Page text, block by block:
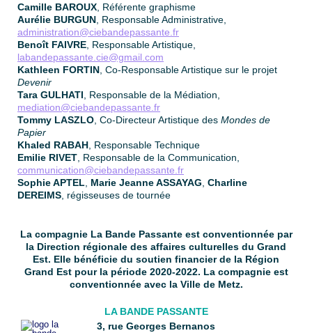
Camille BAROUX Référente graphisme
Aurélie BURGUN , Responsable Administrative,
administration@ciebandepassante.fr
Benoît FAIVRE , Responsable Artistique,
labandepassante.cie@gmail.com
Kathleen FORTIN , Co-Responsable Artistique sur le projet
Devenir
Tara GULHATI , Responsable de la Médiation,
mediation@ciebandepassante.fr
Tommy LASZLO , Co-Directeur Artistique des Mondes de
Papier
Khaled RABAH , Responsable Technique
Emilie RIVET , Responsable de la Communication,
communication@ciebandepassante.fr
Sophie APTEL
Marie Jeanne ASSAYAG Charline
DEREIMS , régisseuses de tournée
La compagnie La Bande Passante est conventionnée par
la Direction régionale des affaires culturelles du Grand
Est. Elle bénéficie du soutien financier de la Région
Grand Est pour la période 2020-2022. La compagnie est
conventionnée avec la Ville de Metz.
LA BANDE PASSANTE
3, rue Georges Bernanos